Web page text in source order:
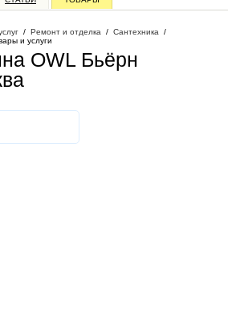
/ Ремонт и отделка / Сантехника /
и услуги
OWL Бьёрн